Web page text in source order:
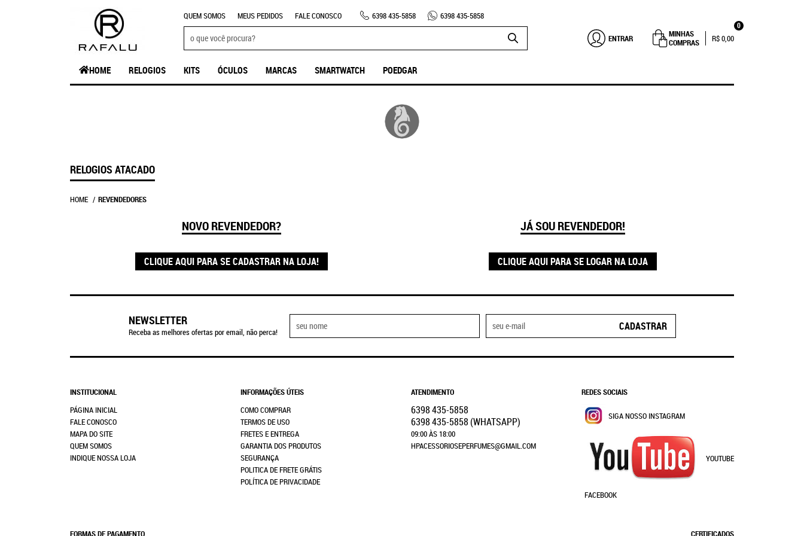
QUEM SOMOS MEUS PEDIDOS FALE CONOSCO 6398435-5858 6398435-5858
ENTRAR
MINHAS
COMPRAS
0
R$ 0,00
HOME RELOGIOS KITS ÓCULOS MARCAS SMARTWATCH POEDGAR
RELOGIOS ATACADO
HOME REVENDEDORES
NOVO REVENDEDOR?
CLIQUE AQUI PARA SE CADASTRAR NA LOJA!
JÁ SOU REVENDEDOR!
CLIQUE AQUI PARA SE LOGAR NA LOJA
NEWSLETTER
Receba as melhores ofertas por email, não perca! CADASTRAR
INSTITUCIONAL
PÁGINA INICIAL
FALE CONOSCO
MAPA DO SITE
QUEM SOMOS
INDIQUE NOSSA LOJA
INFORMAÇÕES ÚTEIS
COMO COMPRAR
TERMOS DE USO
FRETES E ENTREGA
GARANTIA DOS PRODUTOS
SEGURANÇA
POLITICA DE FRETE GRÁTIS
POLÍTICA DE PRIVACIDADE
ATENDIMENTO
6398435-5858
6398435-5858 (WHATSAPP)
09:00 ÀS 18:00
HPACESSORIOSEPERFUMES@GMAIL.COM
REDES SOCIAIS
SIGA NOSSO INSTAGRAM
YOUTUBE
FACEBOOK
FORMAS DE PAGAMENTO CERTIFICADOS